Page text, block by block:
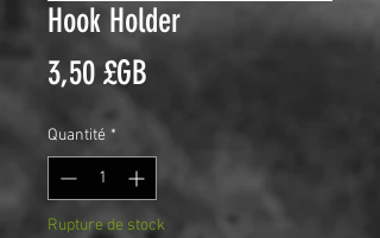
Hook Holder
3,50 £GB
Quantité *
Rupture de stock